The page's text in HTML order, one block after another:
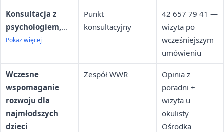
kształcenia
specjalnego +
skierowanie
Prezydenta
Miasta Łodzi
Konsultacja z
psychologiem,
pedagogiem lub
zawodowym
Pokaż więcej
Punkt
konsultacyjny
42 657 79 41 —
wizyta po
wcześniejszym
umówieniu
Wczesne
wspomaganie
rozwoju dla
najmłodszych
dzieci
Zespół WWR
Opinia z
poradni +
wizyta u
okulisty
Ośrodka